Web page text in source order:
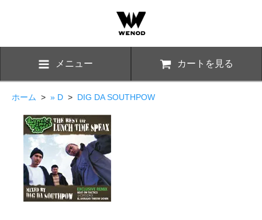
メニュー カートを見る
ホーム > » D > DIG DA SOUTHPOW